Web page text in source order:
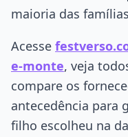
maioria das
Acesse
e-monte, veja
compare os
antecedência para
filho escolheu na